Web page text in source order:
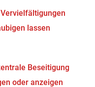
lassen
Beseitigung
oder anzeigen